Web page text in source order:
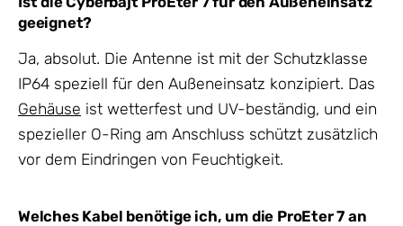
geeignet?
Ja, absolut. Die Antenne ist mit der Schutzklasse
IP64 speziell für den Außeneinsatz konzipiert. Das
Gehäuse ist wetterfest und UV-beständig, und ein
spezieller O-Ring am Anschluss schützt zusätzlich
vor dem Eindringen von Feuchtigkeit.
Welches Kabel benötige ich, um die ProEter 7 an